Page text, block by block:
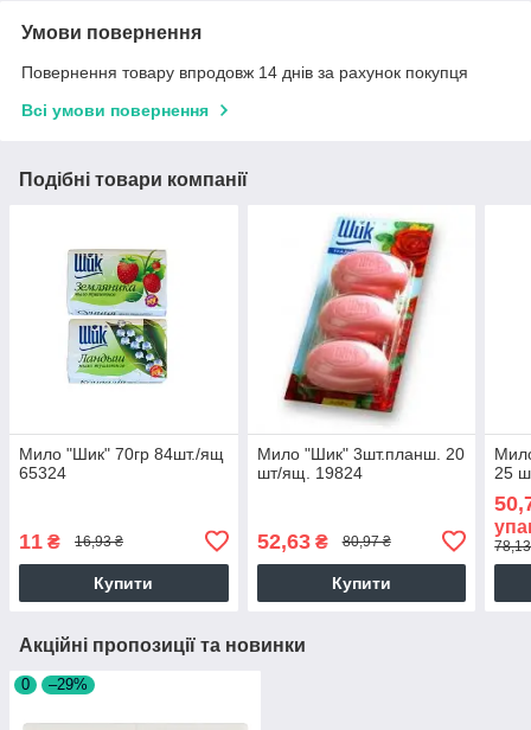
Умови повернення
Повернення товару впродовж 14 днів за рахунок покупця
Всі умови повернення
Подібні товари компанії
Мило "Шик" 70гр 84шт./ящ
65324
11 ₴ 16,93 ₴
Купити
Мило "Шик" 3шт.планш. 20
шт/ящ. 19824
52,63₴ 80,97 ₴
Купити
25
Акційні пропозиції та новинки
0 –29%